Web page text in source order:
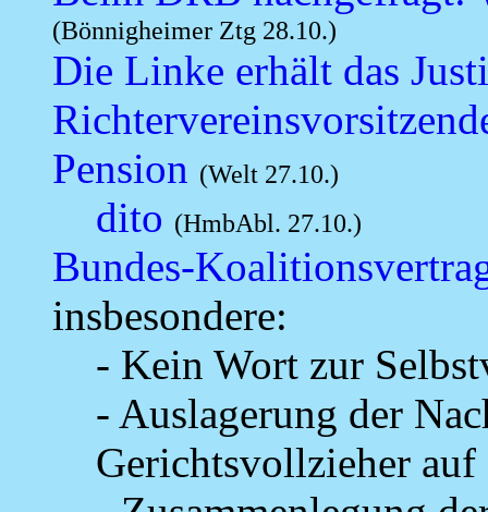
(Bönnigheimer Ztg 28.10.)
Die Linke erhält das
Pension (Welt 27.10.)
dito (HmbAbl. 27.10.)
Bundes-
insbesondere:
- Kein Wort zur
- Auslagerung der
Gerichtsvollzieher